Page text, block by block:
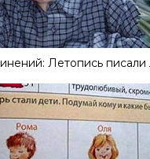
Летопись писали